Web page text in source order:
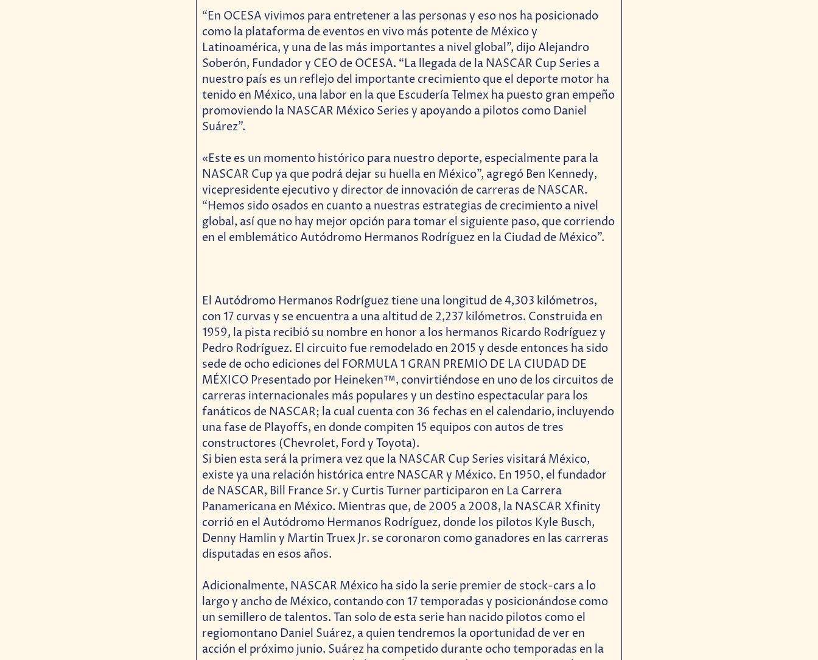
“En OCESA vivimos para entretener a las personas y eso nos ha posicionado
como la plataforma de eventos en vivo más potente de México y
Latinoamérica, y una de las más importantes a nivel global”, dijo Alejandro
Soberón, Fundador y CEO de OCESA. “La llegada de la NASCAR Cup Series a
nuestro país es un reflejo del importante crecimiento que el deporte motor ha
tenido en México, una labor en la que Escudería Telmex ha puesto gran empeño
promoviendo la NASCAR México Series y apoyando a pilotos como Daniel
Suárez”.
«Este es un momento histórico para nuestro deporte, especialmente para la
NASCAR Cup ya que podrá dejar su huella en México”, agregó Ben Kennedy,
vicepresidente ejecutivo y director de innovación de carreras de NASCAR.
“Hemos sido osados en cuanto a nuestras estrategias de crecimiento a nivel
global, así que no hay mejor opción para tomar el siguiente paso, que corriendo
en el emblemático Autódromo Hermanos Rodríguez en la Ciudad de México”.
El Autódromo Hermanos Rodríguez tiene una longitud de 4,303 kilómetros,
con 17 curvas y se encuentra a una altitud de 2,237 kilómetros. Construida en
1959, la pista recibió su nombre en honor a los hermanos Ricardo Rodríguez y
Pedro Rodríguez. El circuito fue remodelado en 2015 y desde entonces ha sido
sede de ocho ediciones del FORMULA 1 GRAN PREMIO DE LA CIUDAD DE
MÉXICO Presentado por Heineken™, convirtiéndose en uno de los circuitos de
carreras internacionales más populares y un destino espectacular para los
fanáticos de NASCAR; la cual cuenta con 36 fechas en el calendario, incluyendo
una fase de Playoffs, en donde compiten 15 equipos con autos de tres
constructores (Chevrolet, Ford y Toyota).
Si bien esta será la primera vez que la NASCAR Cup Series visitará México,
existe ya una relación histórica entre NASCAR y México. En 1950, el fundador
de NASCAR, Bill France Sr. y Curtis Turner participaron en La Carrera
Panamericana en México. Mientras que, de 2005 a 2008, la NASCAR Xfinity
corrió en el Autódromo Hermanos Rodríguez, donde los pilotos Kyle Busch,
Denny Hamlin y Martin Truex Jr. se coronaron como ganadores en las carreras
disputadas en esos años.
Adicionalmente, NASCAR México ha sido la serie premier de stock-cars a lo
largo y ancho de México, contando con 17 temporadas y posicionándose como
un semillero de talentos. Tan solo de esta serie han nacido pilotos como el
regiomontano Daniel Suárez, a quien tendremos la oportunidad de ver en
acción el próximo junio. Suárez ha competido durante ocho temporadas en la